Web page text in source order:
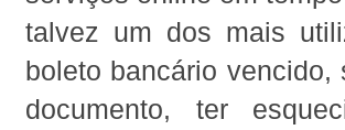
talvez um dos mais
boleto bancário
documento, ter